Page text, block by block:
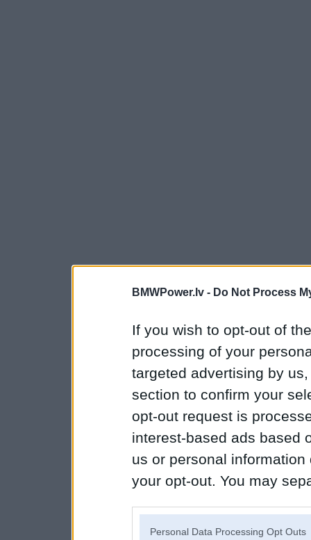
BMWPower.lv - Do Not Process
If you wish to opt-out of
processing of your
targeted advertising by
section to confirm your
opt-out request is
interest-based ads based
us or personal
your opt-out. You may
Personal Data Processing Opt Outs